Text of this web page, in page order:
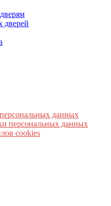
дверей
данных
персональных данных
cookies